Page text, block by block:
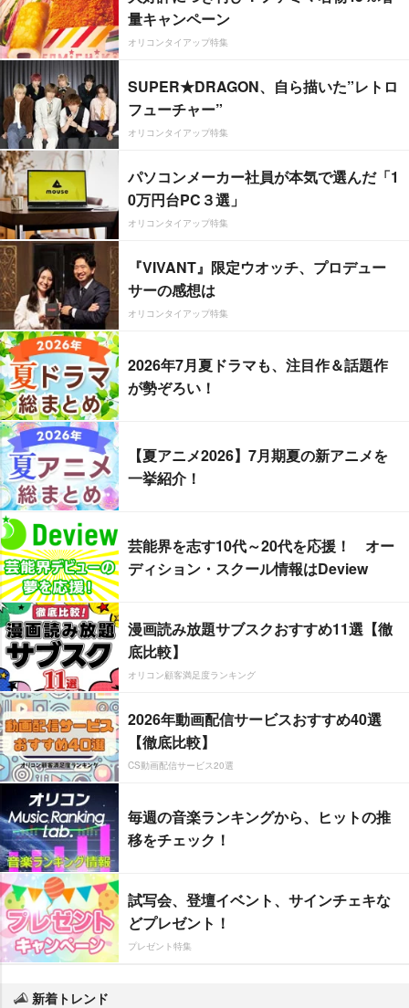
量キャンペーン
オリコンタイアップ特集
SUPER★DRAGON、自ら描いた”レトロ
フューチャー”
オリコンタイアップ特集
パソコンメーカー社員が本気で選んだ「1
0万円台PC３選」
オリコンタイアップ特集
『VIVANT』限定ウオッチ、プロデュー
サーの感想は
オリコンタイアップ特集
2026年7月夏ドラマも、注目作＆話題作
が勢ぞろい！
【夏アニメ2026】7月期夏の新アニメを
一挙紹介！
芸能界を志す10代～20代を応援！ オー
ディション・スクール情報はDeview
漫画読み放題サブスクおすすめ11選【徹
底比較】
オリコン顧客満足度ランキング
2026年動画配信サービスおすすめ40選
【徹底比較】
CS動画配信サービス20選
毎週の音楽ランキングから、ヒットの推
移をチェック！
試写会、登壇イベント、サインチェキな
どプレゼント！
プレゼント特集
新着トレンド